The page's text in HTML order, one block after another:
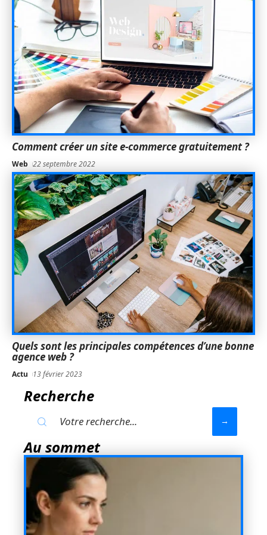
Comment créer un site e-commerce gratuitement ?
Web 22 septembre 2022
Quels sont les principales compétences d’une bonne
agence web ?
Actu 13 février 2023
Recherche
Au sommet